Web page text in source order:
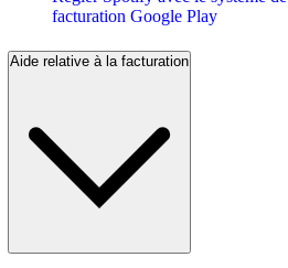
facturation Google Play
Aide relative à la facturation